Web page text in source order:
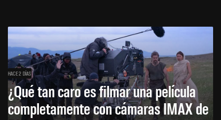
HACE 2 DÍAS
¿Qué tan caro es filmar una película
completamente con cámaras IMAX de